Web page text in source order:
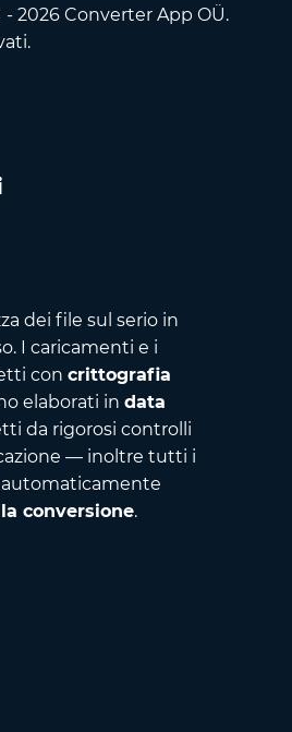
2026 Converter App OÜ.
dei file sul serio in
I caricamenti e i
con crittografia
elaborati in data
da rigorosi controlli
— inoltre tutti i
conversione.